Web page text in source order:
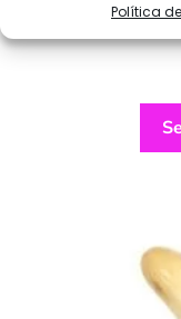
Política